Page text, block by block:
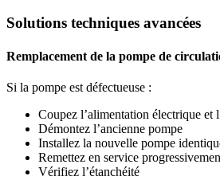
Solutions techniques avancées
Remplacement de la pompe de
Si la pompe est défectueuse :
Coupez l’alimentation électrique et
Démontez l’ancienne pompe
Installez la nouvelle pompe
Remettez en service
Vérifiez l’étanchéité